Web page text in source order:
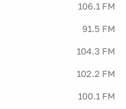
106.1 FM
91.5 FM
104.3 FM
102.2 FM
100.1 FM